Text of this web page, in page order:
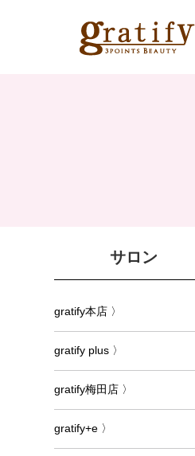
サロン
gratify本店 〉
gratify plus 〉
gratify梅田店 〉
gratify+e 〉